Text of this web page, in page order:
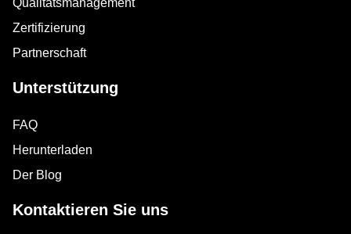
Zertifizierung
Partnerschaft
Unterstützung
FAQ
Herunterladen
Der Blog
Kontaktieren Sie uns